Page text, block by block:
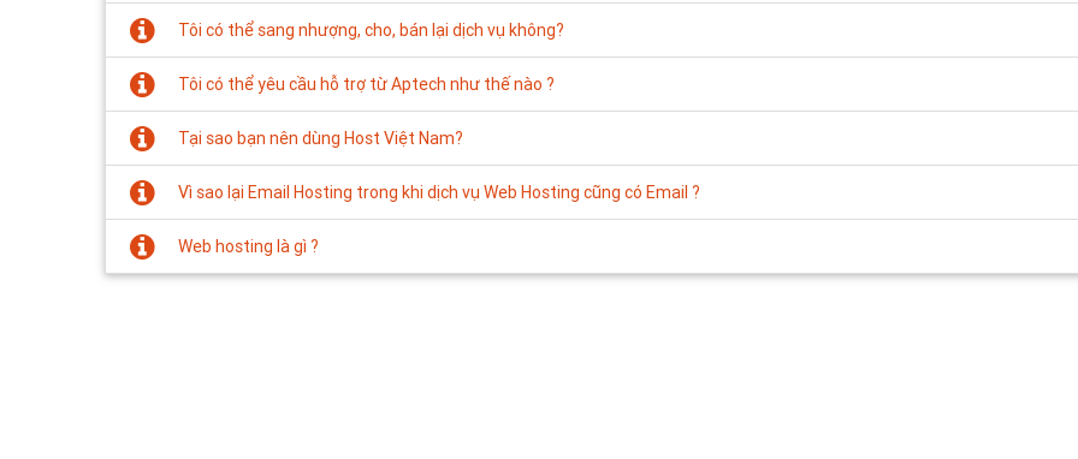
Tôi có thể sang nhượng, cho, bán lại dịch vụ không?
Tôi có thể yêu cầu hỗ trợ từ Aptech như thế nào ?
Tại sao bạn nên dùng Host Việt Nam?
Vì sao lại Email Hosting trong khi dịch vụ Web Hosting cũng có Email ?
Web hosting là gì ?